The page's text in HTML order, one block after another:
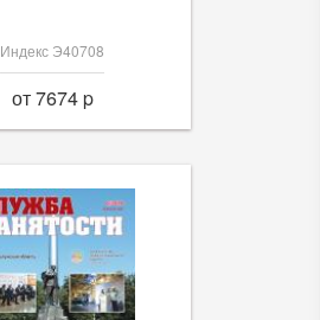
Индекс Э40708
от 7674 p